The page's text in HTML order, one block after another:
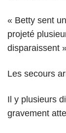
« Betty sent
projeté
disparaissent
Les secours
Il y plusieurs
gravement